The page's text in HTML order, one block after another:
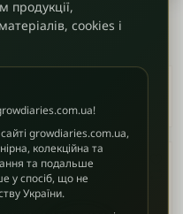
продукції,
cookies і
growdiaries.com.ua,
колекційна та
та подальше
у спосіб, що не
України.